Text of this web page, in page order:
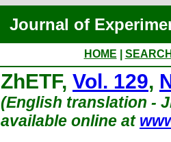
Journal of
HOME
ZhETF, Vol. 129,
(English translation -
available online at